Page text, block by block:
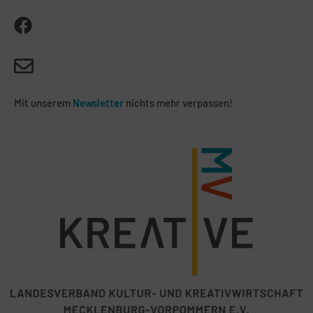
Mit unserem Newsletter nichts mehr verpassen!